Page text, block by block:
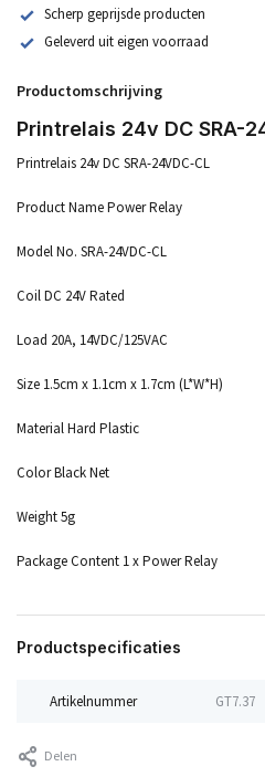
Scherp geprijsde producten
Geleverd uit eigen voorraad
Productomschrijving
Printrelais 24v DC SRA-
Printrelais 24v DC SRA-24VDC-CL
Product Name Power Relay
Model No. SRA-24VDC-CL
Coil DC 24V Rated
Load 20A, 14VDC/125VAC
Size 1.5cm x 1.1cm x 1.7cm (L*W*H)
Material Hard Plastic
Color Black Net
Weight 5g
Package Content 1 x Power Relay
Productspecificaties
Artikelnummer GT7.37
Delen